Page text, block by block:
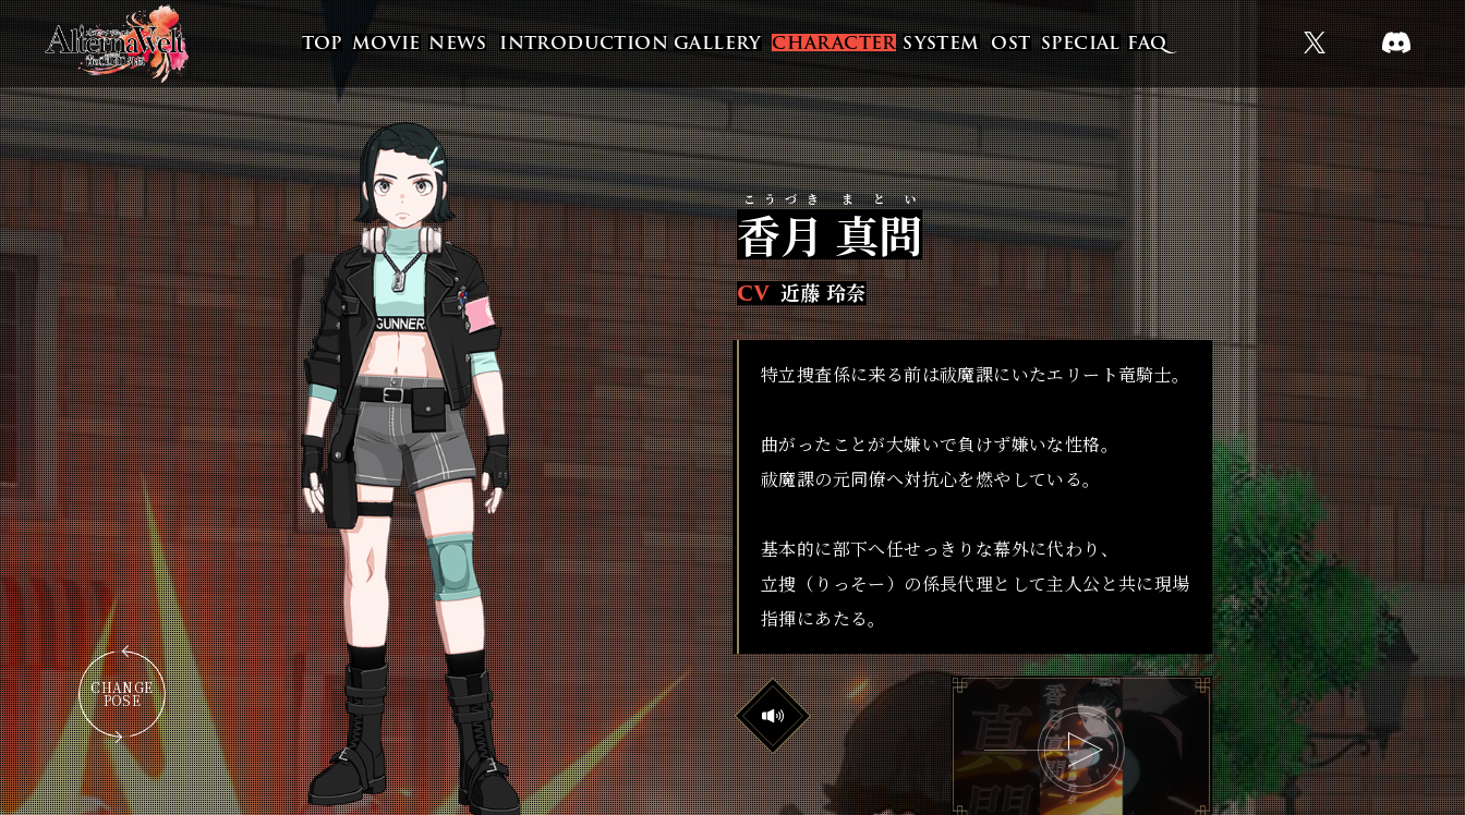
TOP MOVIE NEWS INTRODUCTION GALLERY CHARACTER SYSTEM OST SPECIAL FAQ
X
[T
W
I
T
T
E
R]
t
i
k
t
o
k
D
I
S
C
O
R
D
C
H
A
N
G
香月 真問
近藤 玲奈
特立捜査係に来る前は祓魔課にいたエリート竜騎士。
曲がったことが大嫌いで負けず嫌いな性格。
祓魔課の元同僚へ対抗心を燃やしている。
基本的に部下へ任せっきりな幕外に代わり、
立捜（りっそー）の係長代理として主人公と共に現場
指揮にあたる。
ボ
イ
ス
を
再
生